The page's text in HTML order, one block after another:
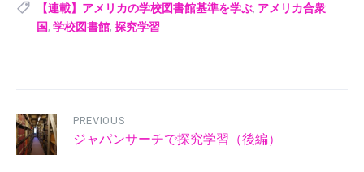
Tags:
【連載】アメリカの学校図書館基準を学ぶ, アメリカ合衆
国, 学校図書館, 探究学習
PREVIOUS
ジャパンサーチで探究学習（後編）